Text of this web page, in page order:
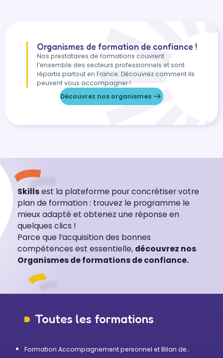
Organismes de formation de confiance !
Nos prestataires de formations couvrent
l’ensemble des secteurs professionnels et sont
répartis partout en France. Découvrez comment ils
peuvent vous accompagner !
Découvrez nos organismes
Skillsest la plateforme pour concrétiser votre
plan de formation : trouvez le programme le
mieux adapté et obtenez une réponse en
quelques clics !
Parce que l’acquisition des bonnes
compétences est essentielle, découvrez nos
Organismes de formations de confiance.
Toutes les formations
Formation Accompagnement personnel et Bilan de